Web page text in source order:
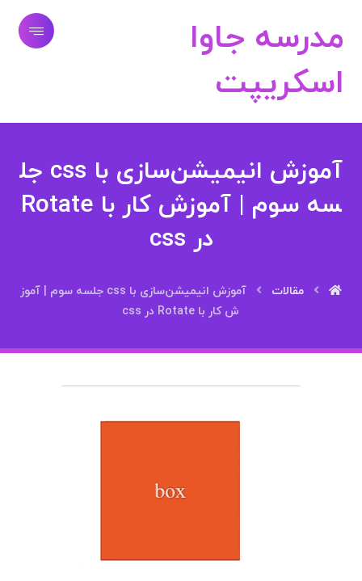
مدرسه جاوا
اسکریپت
آموزش انیمیشن‌سازی با css جل
سه سوم | آموزش کار با Rotate
در css
مقالات
آموزش انیمیشن‌سازی با css جلسه سوم | آموز
ش کار با Rotate در css